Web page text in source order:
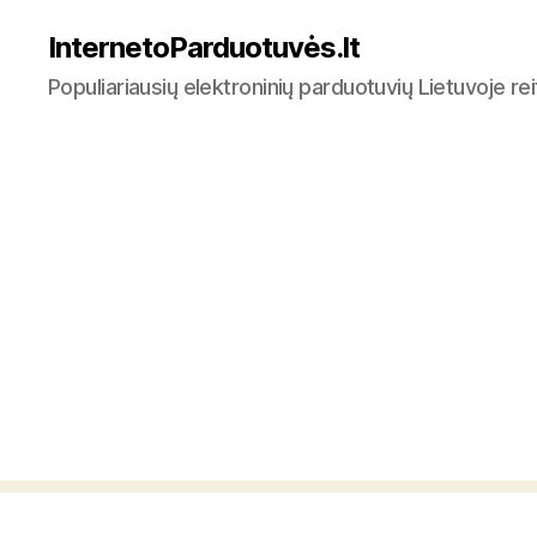
InternetoParduotuvės.lt
Populiariausių elektroninių parduotuvių Lietuvoje